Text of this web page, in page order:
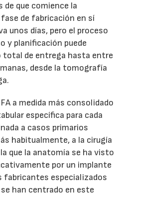
de que comience la
de fabricación en sí
unos días, pero el proceso
y planificación puede
total de entrega hasta entre
desde la tomografía
a medida más consolidado
específica para cada
a casos primarios
habitualmente, a la cirugía
que la anatomía se ha visto
por un implante
fabricantes especializados
han centrado en este